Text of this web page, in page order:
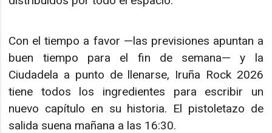
Con el tiempo a favor —las previsiones apuntan a
buen tiempo para el fin de semana— y la
Ciudadela a punto de llenarse, Iruña Rock 2026
tiene todos los ingredientes para escribir un
nuevo capítulo en su historia. El pistoletazo de
salida suena mañana a las 16:30.